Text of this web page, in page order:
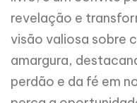
revelação e
visão valiosa sobre
amargura,
perdão e da fé em